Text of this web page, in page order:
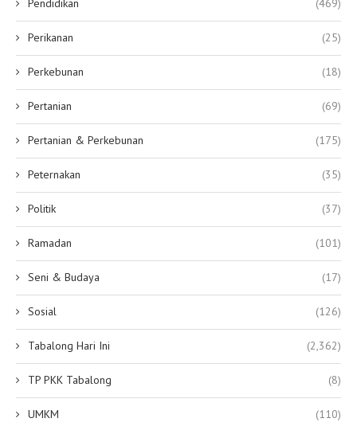
Pendidikan (469)
Perikanan (25)
Perkebunan (18)
Pertanian (69)
Pertanian & Perkebunan (175)
Peternakan (35)
Politik (37)
Ramadan (101)
Seni & Budaya (17)
Sosial (126)
Tabalong Hari Ini (2,362)
TP PKK Tabalong (8)
UMKM (110)